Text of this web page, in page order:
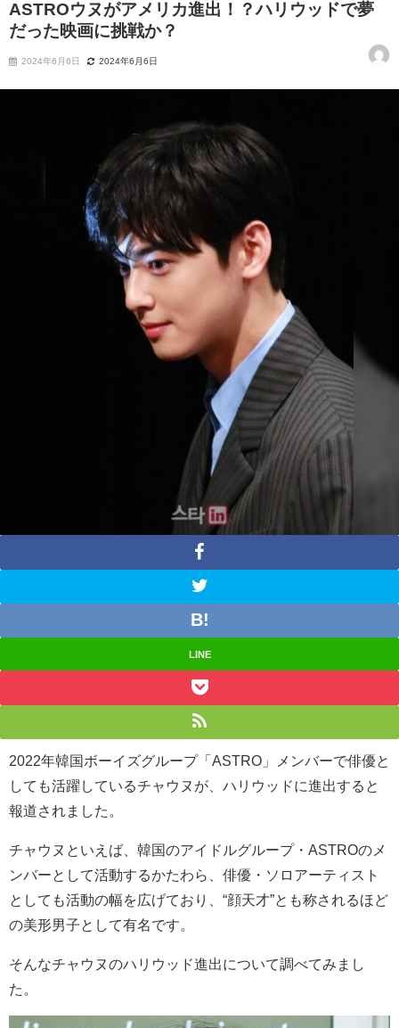
ASTROウヌがアメリカ進出！？ハリウッドで夢
だった映画に挑戦か？
2024年6月6日 2024年6月6日
LINE
2022年韓国ボーイズグループ「ASTRO」メンバーで俳優と
しても活躍しているチャウヌが、ハリウッドに進出すると
報道されました。
チャウヌといえば、 韓国のアイドルグループ・ASTROのメ
ンバーとして活動するかたわら、俳優・ソロアーティスト
としても活動の幅を広げており、 “顔天才”とも称されるほど
の美形男子として有名です。
そんなチャウヌのハリウッド進出について調べてみまし
た。